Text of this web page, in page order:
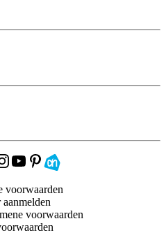
voorwaarden
voorwaarden